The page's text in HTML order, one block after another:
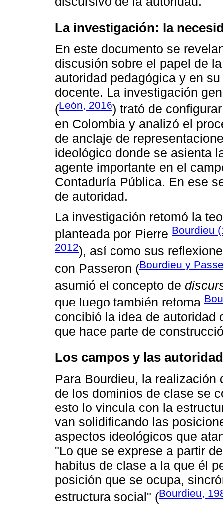
La investigación: la
En este documento se
discusión sobre el papel de
autoridad pedagógica y en
docente. La investigación
(León, 2016) trató de
en Colombia y analizó el
de anclaje de
ideológico donde se asienta
agente importante en el
Contaduría Pública. En ese
de autoridad.
La investigación retomó la
planteada por Pierre Bourdieu
2012), así como sus
con Passeron (Bourdieu y
asumió el concepto de
que luego también retoma
concibió la idea de autoridad
que hace parte de
Los campos y las
Para Bourdieu, la
de los dominios de clase se
esto lo vincula con la
van solidificando las
aspectos ideológicos que
"Lo que se exprese a partir
habitus de clase a la que él
posición que se ocupa,
estructura social" (Bourdieu,